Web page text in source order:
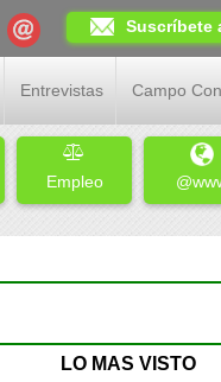
Suscríbete
Entrevistas Campo
Empleo
LO MAS VISTO